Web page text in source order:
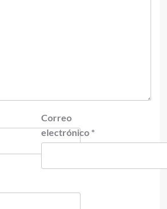
Correo
electrónico *